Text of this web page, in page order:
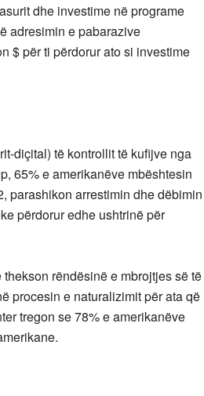
dhe investime në programe
adresimin e pabarazive
$ për ti përdorur ato si investime
diçital) të kontrollit të kufijve nga
65% e amerikanëve mbështesin
parashikon arrestimin dhe dëbimin
përdorur edhe ushtrinë për
rëndësinë e mbrojtjes së të
procesin e naturalizimit për ata që
tregon se 78% e amerikanëve